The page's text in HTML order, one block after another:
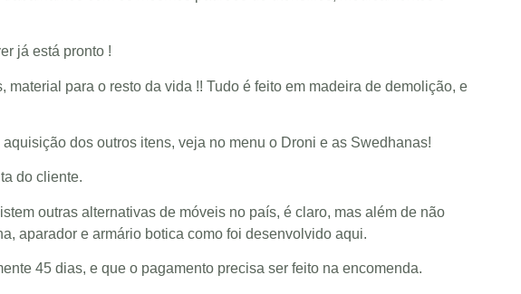
já está pronto !
material para o resto da vida !! Tudo é feito em madeira de demolição, e
dos outros itens, veja no menu o Droni e as Swedhanas!
do cliente.
outras alternativas de móveis no país, é claro, mas além de não
aparador e armário botica como foi desenvolvido aqui.
45 dias, e que o pagamento precisa ser feito na encomenda.